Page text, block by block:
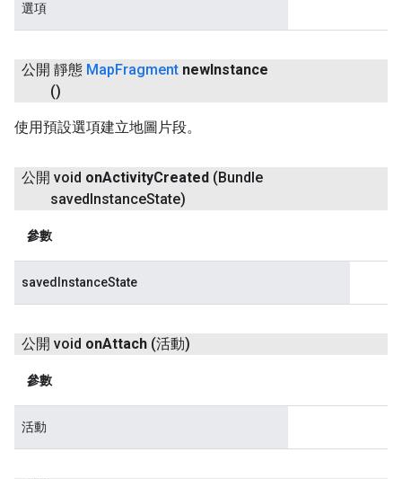
選項
公開 靜態 Map Fragment new Instance
()
使用預設選項建立地圖片段。
公開 void onActivityCreated (Bundle
saved InstanceState)
參數
savedInstanceState
公開 void onAttach (活動)
參數
活動